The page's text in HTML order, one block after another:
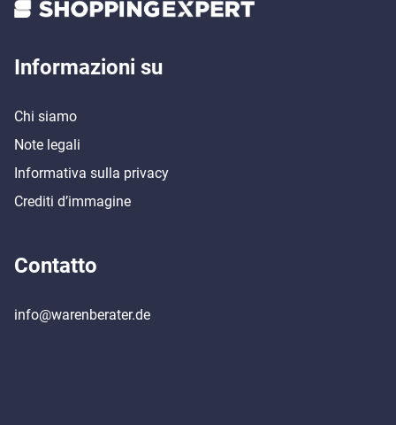
Informazioni su
Chi siamo
Note legali
Informativa sulla privacy
Crediti d’immagine
Contatto
info@warenberater.de